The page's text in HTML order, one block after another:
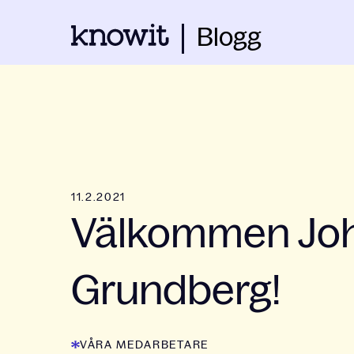
Blogg
11.2.2021
Välkommen
Grundberg!
VÅRA MEDARBETARE